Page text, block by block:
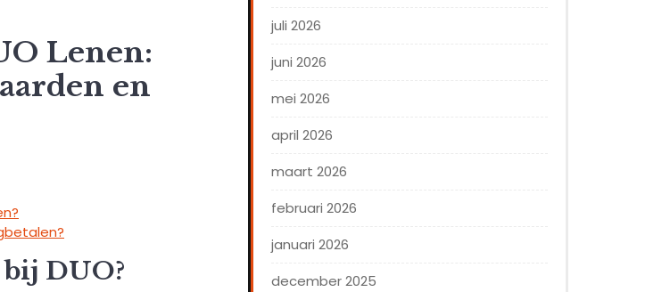
Lenen:
en
DUO?
juli 2026
juni 2026
mei 2026
april 2026
maart 2026
februari 2026
januari 2026
december 2025